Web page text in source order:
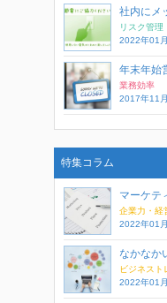
社内にメ
リスク管理
2022年01
年末年始
業務効率
2017年11
特集コラム
マーケテ
企業力・経
2022年01
なかなか
ビジネスト
2022年01